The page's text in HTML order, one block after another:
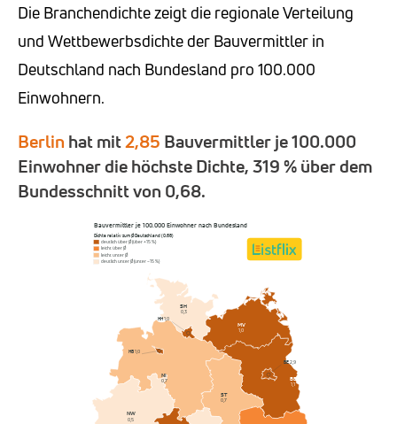
Die Branchendichte zeigt die regionale Verteilung
und Wettbewerbsdichte der Bauvermittler in
Deutschland nach Bundesland pro 100.000
Einwohnern.
Berlin hat mit2,85 Bauvermittler je 100.000
Einwohner die höchste Dichte, 319 % über dem
Bundesschnitt von 0,68.
Bauvermittler je 100.000 Einwohner nach Bundesland
Dichte relativ zum Ø Deutschland (0,68)
deutlich über Ø (über +15 %)
leicht über Ø
leicht unter Ø
deutlich unter Ø (unter −15 %)
BB
1,1
MV
1,0
NI
0,7
NW
0,5
ST
0,7
SH
0,3
BE2,9
HB1,0
HH1,0